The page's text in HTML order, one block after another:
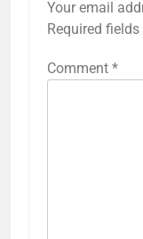
Your email
Required
Comment *